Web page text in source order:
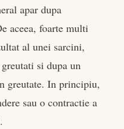
apar dupa
aceea, foarte multi
al unei sarcini,
si dupa un
greutate. In principiu,
sau o contractie a